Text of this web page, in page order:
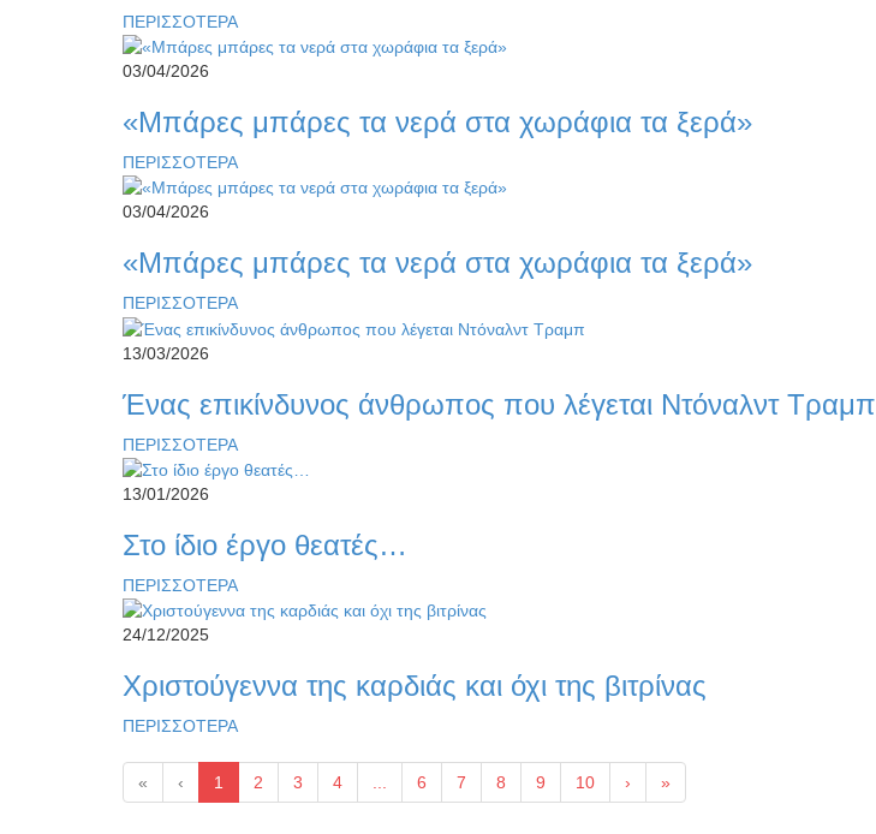
ΠΕΡΙΣΣΟΤΕΡΑ
03/04/2026
«Μπάρες μπάρες τα νερά στα χωράφια τα ξερά»
ΠΕΡΙΣΣΟΤΕΡΑ
03/04/2026
«Μπάρες μπάρες τα νερά στα χωράφια τα ξερά»
ΠΕΡΙΣΣΟΤΕΡΑ
13/03/2026
Ένας επικίνδυνος άνθρωπος που λέγεται Ντόναλντ Τραμπ
ΠΕΡΙΣΣΟΤΕΡΑ
13/01/2026
Στο ίδιο έργο θεατές…
ΠΕΡΙΣΣΟΤΕΡΑ
24/12/2025
Χριστούγεννα της καρδιάς και όχι της βιτρίνας
ΠΕΡΙΣΣΟΤΕΡΑ
« ‹ 1 2 3 4 ... 6 7 8 9 10 › »